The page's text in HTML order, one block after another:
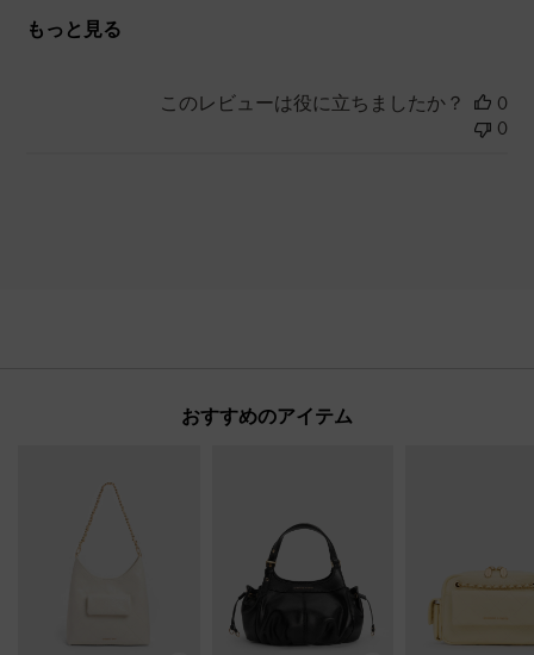
もっと見る
このレビューは役に立ちましたか？
0
0
おすすめのアイテム